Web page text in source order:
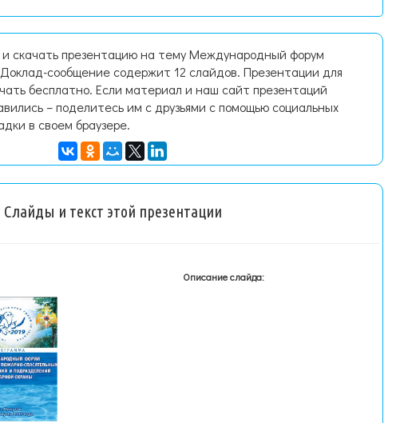
скачать презентацию на тему Международный форум
сообщение содержит 12 слайдов. Презентации для
бесплатно. Если материал и наш сайт презентаций
– поделитесь им с друзьями с помощью социальных
в своем браузере.
Слайды и текст этой презентации
Описание слайда: